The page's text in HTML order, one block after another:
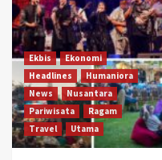
Ekbis
Ekonomi
Headlines
Humaniora
News
Nusantara
Pariwisata
Ragam
Travel
Utama